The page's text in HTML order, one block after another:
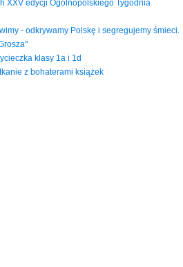
XXV edycji Ogólnopolskiego Tygodnia
- odkrywamy Polskę i segregujemy śmieci.
klasy 1a i 1d
z bohaterami książek